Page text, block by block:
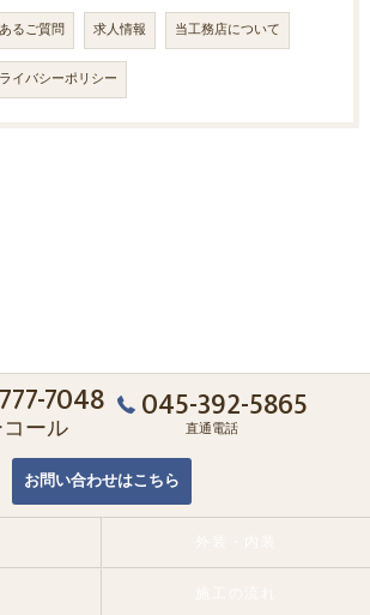
るご質問 求人情報 当工務店について
イバシーポリシー
7048
ール 045-392-5865
直通電話
お問い合わせはこちら